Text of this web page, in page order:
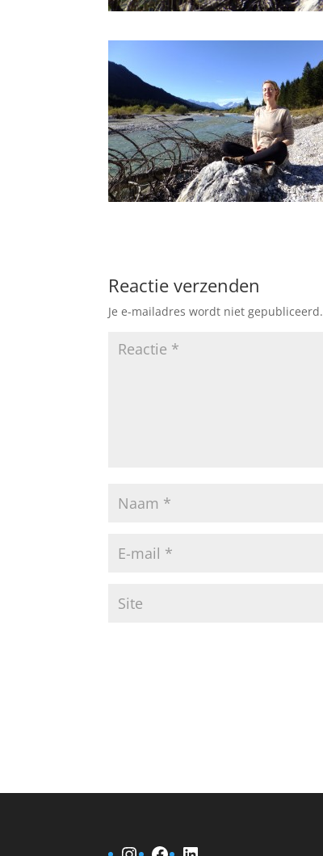
Reactie verzenden
Je e-mailadres wordt niet gepubliceerd.